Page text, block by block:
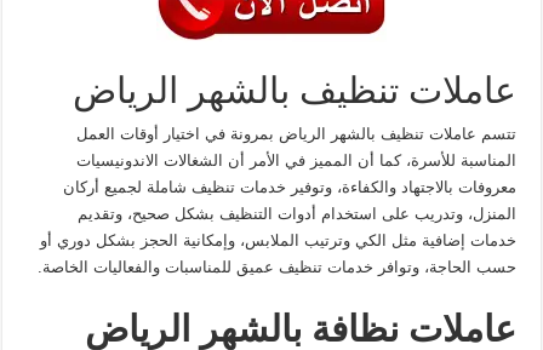
عاملات تنظيف بالشهر الرياض
تتسم عاملات تنظيف بالشهر الرياض بمرونة في اختيار أوقات العمل
المناسبة للأسرة، كما أن المميز في الأمر أن الشغالات الاندونيسيات
معروفات بالاجتهاد والكفاءة، وتوفير خدمات تنظيف شاملة لجميع أركان
المنزل، وتدريب على استخدام أدوات التنظيف بشكل صحيح، وتقديم
خدمات إضافية مثل الكي وترتيب الملابس، وإمكانية الحجز بشكل دوري أو
حسب الحاجة، وتوافر خدمات تنظيف عميق للمناسبات والفعاليات الخاصة.
عاملات نظافة بالشهر الرياض